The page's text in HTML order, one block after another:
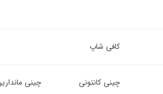
کافی شاپ
چینی کانتونی چینی